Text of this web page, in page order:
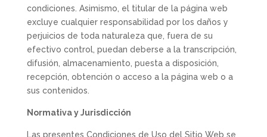
condiciones. Asimismo, el titular de la página web
excluye cualquier responsabilidad por los daños y
perjuicios de toda naturaleza que, fuera de su
efectivo control, puedan deberse a la transcripción,
difusión, almacenamiento, puesta a disposición,
recepción, obtención o acceso a la página web o a
sus contenidos.
Normativa y Jurisdicción
Las presentes Condiciones de Uso del Sitio Web se